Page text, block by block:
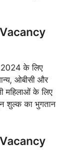
के लिए
ओबीसी और
महिलाओं के लिए
शुल्क का भुगतान